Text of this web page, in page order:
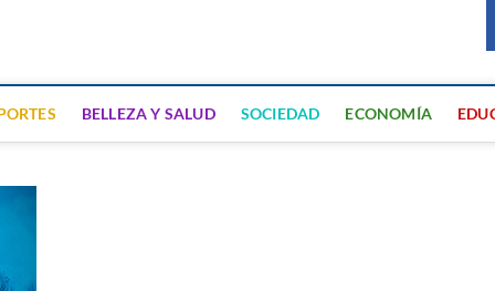
BELLEZA Y SALUD SOCIEDAD ECONOMÍA